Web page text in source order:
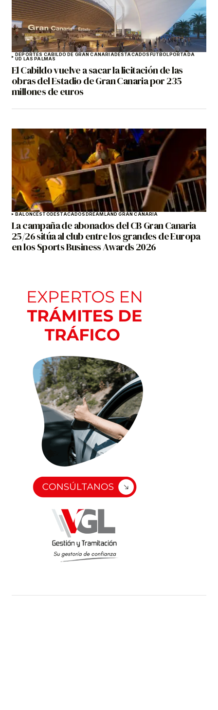
DEPORTES CABILDO DE GRAN CANARIADESTACADOSFÚTBOLPORTADA
UD LAS PALMAS
El Cabildo vuelve a sacar la licitación de las
obras del Estadio de Gran Canaria por 235
millones de euros
BALONCESTODESTACADOSDREAMLAND GRAN CANARIA
La campaña de abonados del CB Gran Canaria
25/26 sitúa al club entre los grandes de Europa
en los Sports Business Awards 2026